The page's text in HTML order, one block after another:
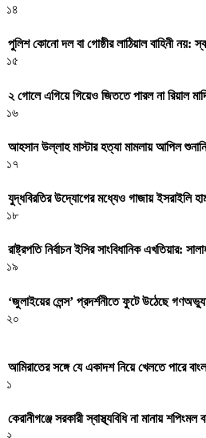
১৪
পুলিশ কোনো দল বা গোষ্ঠীর লাঠিয়াল বাহিনী নয়:
১৫
২ গোলে এগিয়ে গিয়েও জিততে পারল না রিয়াল
১৬
আহসান উল্লাহ মাস্টার হত্যা মামলায় আপিল
১৭
যুদ্ধবিরতির উদ্যোগের মধ্যেও গাজায় ইসরাইলি
১৮
রাষ্ট্রপতি নির্বাচন ইসির সাংবিধানিক এখতিয়ার:
১৯
‘জুলাইয়ের লেন্স’ প্রদর্শনীতে ফুটে উঠেছে
২০
আমিরাতের সঙ্গে যে একাদশ নিয়ে খেলতে পারে
১
কেরানীগঞ্জে সরকারী স্বাস্থ্যবিধি না মানায় শপিংমল